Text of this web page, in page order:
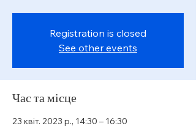
Registration is closed
See other events
Час та місце
23 квіт. 2023 р., 14:30 – 16:30